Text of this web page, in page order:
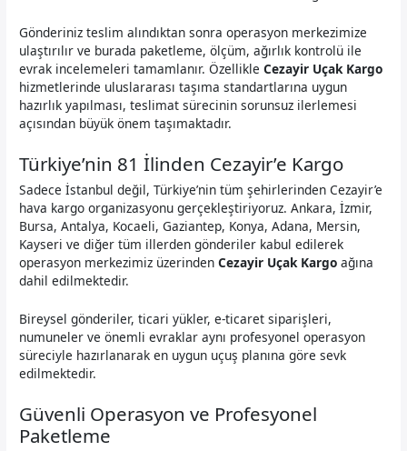
Gönderiniz teslim alındıktan sonra operasyon merkezimize
ulaştırılır ve burada paketleme, ölçüm, ağırlık kontrolü ile
evrak incelemeleri tamamlanır. ÖzellikleCezayir Uçak Kargo
hizmetlerinde uluslararası taşıma standartlarına uygun
hazırlık yapılması, teslimat sürecinin sorunsuz ilerlemesi
açısından büyük önem taşımaktadır.
Türkiye’nin 81 İlinden Cezayir’e Kargo
Sadece İstanbul değil, Türkiye’nin tüm şehirlerinden Cezayir’e
hava kargo organizasyonu gerçekleştiriyoruz. Ankara, İzmir,
Bursa, Antalya, Kocaeli, Gaziantep, Konya, Adana, Mersin,
Kayseri ve diğer tüm illerden gönderiler kabul edilerek
operasyon merkezimiz üzerindenCezayir Uçak Kargo ağına
dahil edilmektedir.
Bireysel gönderiler, ticari yükler, e-ticaret siparişleri,
numuneler ve önemli evraklar aynı profesyonel operasyon
süreciyle hazırlanarak en uygun uçuş planına göre sevk
edilmektedir.
Güvenli Operasyon ve Profesyonel
Paketleme